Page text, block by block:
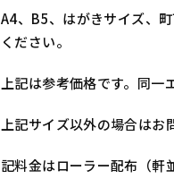
A4、B5、はがきサイズ、
ください。
上記は参考価格です。同一
上記サイズ以外の場合はお
記料金はローラー配布（軒